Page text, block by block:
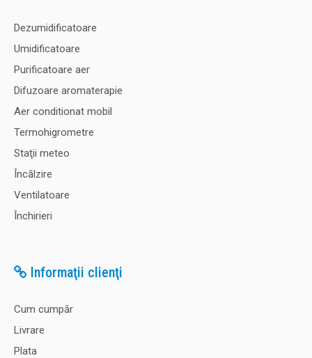
Dezumidificatoare
Umidificatoare
Purificatoare aer
Difuzoare aromaterapie
Aer conditionat mobil
Termohigrometre
Staţii meteo
Încălzire
Ventilatoare
Închirieri
Informaţii clienţi
Cum cumpăr
Livrare
Plata